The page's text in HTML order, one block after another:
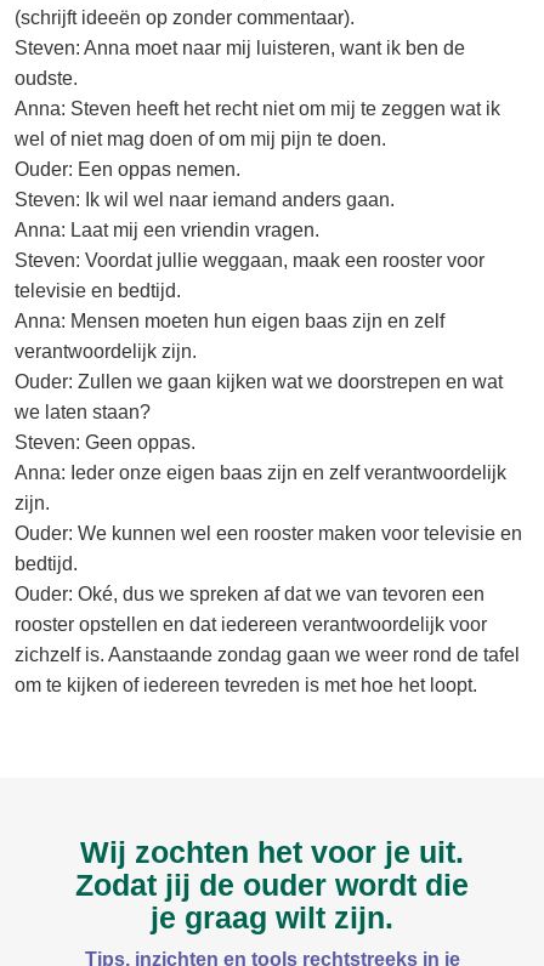
(schrijft ideeën op zonder commentaar).
Steven: Anna moet naar mij luisteren, want ik ben de
oudste.
Anna: Steven heeft het recht niet om mij te zeggen wat ik
wel of niet mag doen of om mij pijn te doen.
Ouder: Een oppas nemen.
Steven: Ik wil wel naar iemand anders gaan.
Anna: Laat mij een vriendin vragen.
Steven: Voordat jullie weggaan, maak een rooster voor
televisie en bedtijd.
Anna: Mensen moeten hun eigen baas zijn en zelf
verantwoordelijk zijn.
Ouder: Zullen we gaan kijken wat we doorstrepen en wat
we laten staan?
Steven: Geen oppas.
Anna: Ieder onze eigen baas zijn en zelf verantwoordelijk
zijn.
Ouder: We kunnen wel een rooster maken voor televisie en
bedtijd.
Ouder: Oké, dus we spreken af dat we van tevoren een
rooster opstellen en dat iedereen verantwoordelijk voor
zichzelf is. Aanstaande zondag gaan we weer rond de tafel
om te kijken of iedereen tevreden is met hoe het loopt.
Wij zochten het voor je uit.
Zodat jij de ouder wordt die
je graag wilt zijn.
Tips, inzichten en tools rechtstreeks in je